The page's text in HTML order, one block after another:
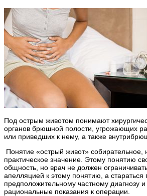
Под острым животом понимают
органов брюшной полости, угрожающих
или приведших к нему, а также
Понятие «острый живот»
практическое значение. Этому понятию
общность, но врач не должен
апелляцией к этому понятию, а стараться
предположительному частному диагнозу и
рациональные показания к операции.